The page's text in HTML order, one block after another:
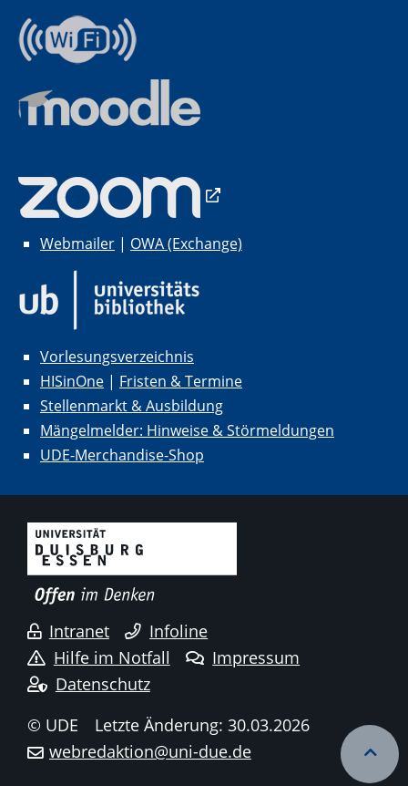
Webmailer | OWA (Exchange)
Vorlesungsverzeichnis
HISinOne | Fristen & Termine
Stellenmarkt & Ausbildung
Mängelmelder: Hinweise & Störmeldungen
UDE-Merchandise-Shop
Intranet
Infoline
Hilfe im Notfall
Impressum
Datenschutz
© UDE
Letzte Änderung: 30.03.2026
webredaktion@uni-due.de